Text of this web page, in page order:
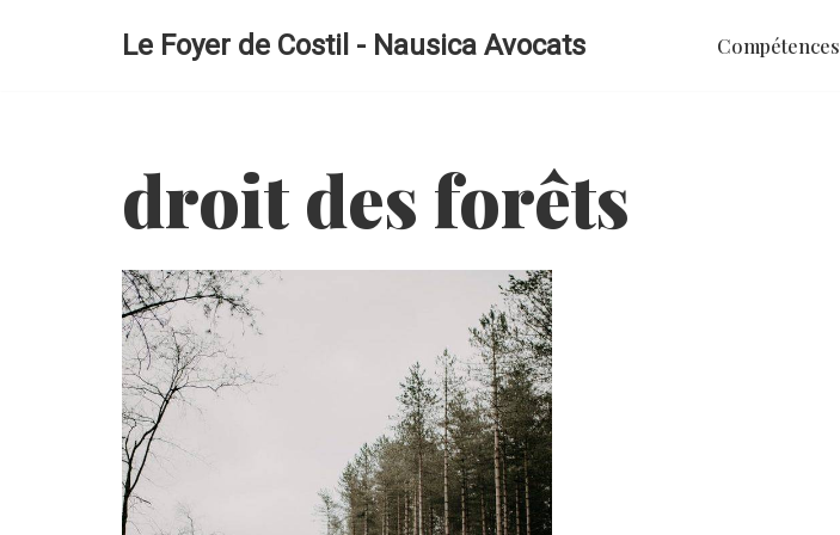
Le Foyer de Costil - Nausica Avocats Compétences
droit des forêts